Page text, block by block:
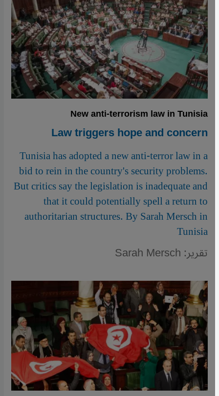
New anti-terrorism law in Tunisia
Law triggers hope and concern
Tunisia has adopted a new anti-terror law in a
bid to rein in the country's security problems.
But critics say the legislation is inadequate and
that it could potentially spell a return to
authoritarian structures. By Sarah Mersch in
Tunisia
تقرير: Sarah Mersch